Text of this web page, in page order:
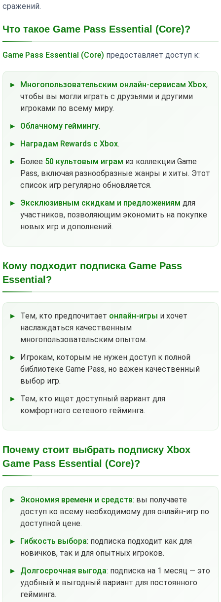
сражений.
Что такое Game Pass Essential (Core)?
Game Pass Essential (Core) предоставляет доступ к:
Многопользовательским онлайн-сервисам Xbox,
чтобы вы могли играть с друзьями и другими
игроками по всему миру.
Облачному геймингу.
Наградам Rewards с Xbox.
Более 50 культовым играм из коллекции Game
Pass, включая разнообразные жанры и хиты. Этот
список игр регулярно обновляется.
Эксклюзивным скидкам и предложениям для
участников, позволяющим экономить на покупке
новых игр и дополнений.
Кому подходит подписка Game Pass
Essential?
Тем, кто предпочитает онлайн-игры и хочет
наслаждаться качественным
многопользовательским опытом.
Игрокам, которым не нужен доступ к полной
библиотеке Game Pass, но важен качественный
выбор игр.
Тем, кто ищет доступный вариант для
комфортного сетевого гейминга.
Почему стоит выбрать подписку Xbox
Game Pass Essential (Core)?
Экономия времени и средств: вы получаете
доступ ко всему необходимому для онлайн-игр по
доступной цене.
Гибкость выбора: подписка подходит как для
новичков, так и для опытных игроков.
Долгосрочная выгода: подписка на 1 месяц — это
удобный и выгодный вариант для постоянного
гейминга.